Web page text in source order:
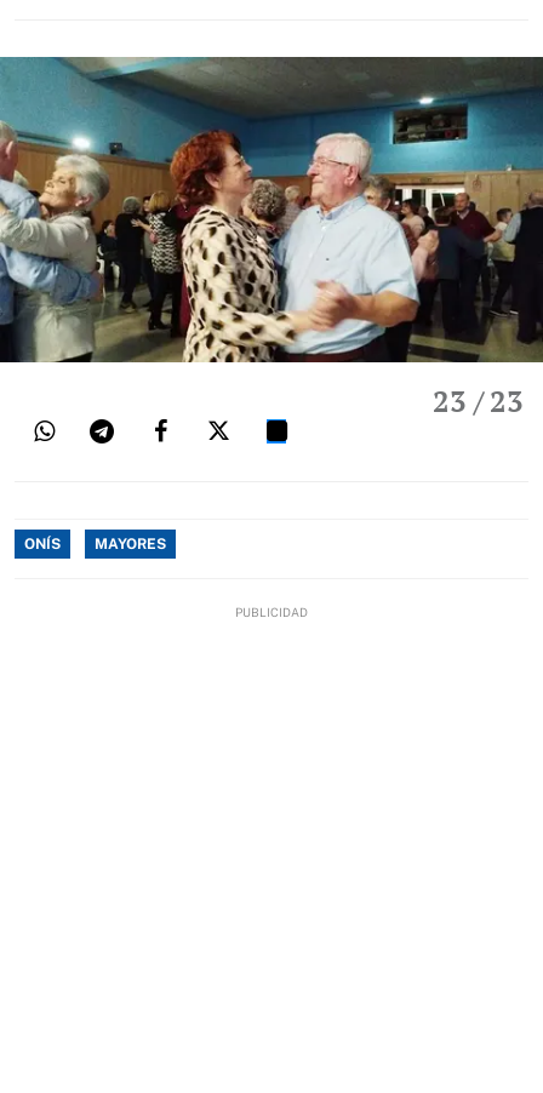
23 / 23
ONÍS MAYORES